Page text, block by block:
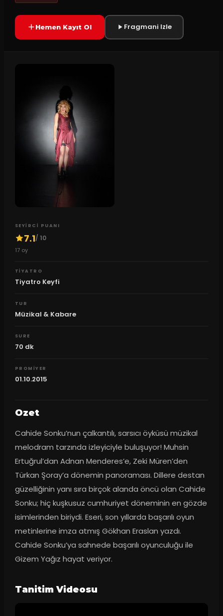
Hemen Kayıt Ol Fragmani Izle
SEYIRCI PUANI
7.1/ 10
17oy
TIYATRO
Tiyatro Keyfi
TUR
Müzikal & Kabare
SURE
70 dk
PROMIYER
01.10.2015
Ozet
Cahide Sonku’nun çalkantılı, sarsıcı öyküsü müzikal
melodram tarzında izleyiciyle buluşuyor! Muhsin
Ertuğrul’dan Adnan Menderes’e, Zeki Müren’den
Türkan Şoray’a dönemin panoraması. Dillere destan
güzelliğinin yanı sıra birçok alanda öncü olan Cahide
Sonku; hiç kuşkusuz cumhuriyet döneminin en gözde
isimlerinden biriydi. Eseri, son yıllarda başarılı oyun
metinlerine imza atmış Gökhan Eraslan yazdı.
Cahide Sonku’ya sahnede başarılı oyunculuğu ile
Gizem Yağız hayat veriyor.
Tanitim Videosu